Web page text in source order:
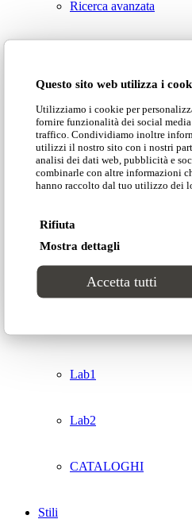
Questo sito web utilizza i
Utilizziamo i cookie per
fornire funzionalità dei social
traffico. Condividiamo inoltre
utilizzi il nostro sito con i nostri
analisi dei dati web, pubblicità e
combinarle con altre informazioni
hanno raccolto dal tuo utilizzo dei
Rifiuta
Mostra dettagli
Accetta tutti
Ricerca avanzata
Groove
Tracks
Sweet dreams
Lab1
Lab2
CATALOGHI
Stili
Domingo Salotti S.r.l. Str.
61121 Pesaro (PU) Italia
© Domingo | P. IVA
Privacy Policy